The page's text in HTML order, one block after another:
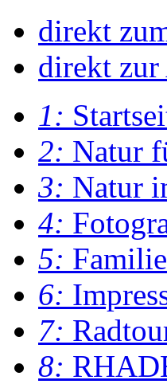
direkt
direkt zur
1:
2: Natur
3: Natur
4:
5:
6:
7:
8: